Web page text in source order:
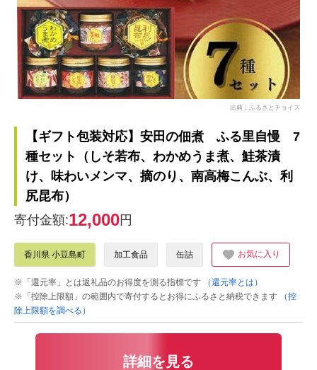
出典：ふるさとチョイス
【ギフト包装対応】安田の佃煮 ふる里自慢 7
種セット（しそ若布、わかめうま煮、鮭茶漬
け、味わいメンマ、摘のり、南高梅こんぶ、利
尻昆布）
寄付金額:12,000円
香川県 小豆島町 加工食品 缶詰 お気に入り
※「還元率」とは返礼品のお得度を測る指標です
（還元率とは）
※「控除上限額」の範囲内で寄付するとお得にふるさと納税できます
（控
除上限額を調べる）
詳細を見る